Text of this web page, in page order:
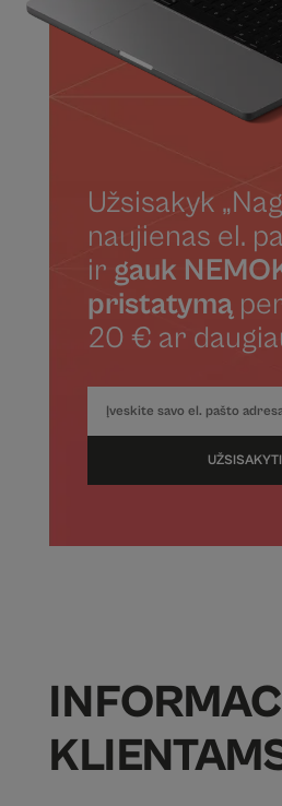
Užsisakyk
naujienas el.
ir gauk
pristatymą
20 € ar
UŽSISAKYTI